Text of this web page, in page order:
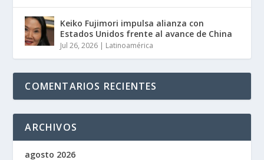
Keiko Fujimori impulsa alianza con
Estados Unidos frente al avance de China
Jul 26, 2026 | Latinoamérica
COMENTARIOS RECIENTES
ARCHIVOS
agosto 2026